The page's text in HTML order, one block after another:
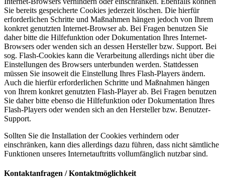
Sie bereits gespeicherte Cookies jederzeit löschen. Die hierfür
erforderlichen Schritte und Maßnahmen hängen jedoch von Ihrem
konkret genutzten Internet-Browser ab. Bei Fragen benutzen Sie
daher bitte die Hilfefunktion oder Dokumentation Ihres Internet-
Browsers oder wenden sich an dessen Hersteller bzw. Support. Bei
sog. Flash-Cookies kann die Verarbeitung allerdings nicht über die
Einstellungen des Browsers unterbunden werden. Stattdessen
müssen Sie insoweit die Einstellung Ihres Flash-Players ändern.
Auch die hierfür erforderlichen Schritte und Maßnahmen hängen
von Ihrem konkret genutzten Flash-Player ab. Bei Fragen benutzen
Sie daher bitte ebenso die Hilfefunktion oder Dokumentation Ihres
Flash-Players oder wenden sich an den Hersteller bzw. Benutzer-
Support.
Sollten Sie die Installation der Cookies verhindern oder
einschränken, kann dies allerdings dazu führen, dass nicht sämtliche
Funktionen unseres Internetauftritts vollumfänglich nutzbar sind.
Kontaktanfragen / Kontaktmöglichkeit